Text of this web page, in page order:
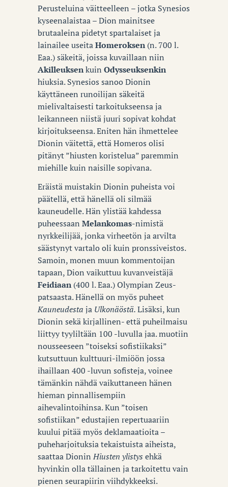
Perusteluina väitteelleen – jotka Synesios
kyseenalaistaa – Dion mainitsee
brutaaleina pidetyt spartalaiset ja
lainailee useitaHomeroksen(n. 700 l.
Eaa.)säkeitä, joissa kuvaillaan niin
Akilleuksenkuin Odysseuksenkin
hiuksia. Synesios sanoo Dionin
käyttäneen runoilijan säkeitä
mielivaltaisesti tarkoitukseensa ja
leikanneen niistä juuri sopivat kohdat
kirjoitukseensa. Eniten hän ihmettelee
Dionin väitettä, että Homeros olisi
pitänyt ”hiusten koristelua” paremmin
miehille kuin naisille sopivana.
Eräistä muistakin Dionin puheista voi
päätellä, että hänellä oli silmää
kauneudelle. Hän ylistää kahdessa
puheessaan Melankomas-nimistä
nyrkkeilijää, jonka virheetön ja arvilta
säästynyt vartalo oli kuin pronssiveistos.
Samoin, monen muun kommentoijan
tapaan, Dion vaikuttuu kuvanveistäjä
Feidiaan(400 l. Eaa.) Olympian Zeus-
patsaasta. Hänellä on myös puheet
Kauneudesta ja Ulkonäöstä.Lisäksi, kun
Dionin sekä kirjallinen- että puheilmaisu
liittyy tyyliltään 100 -luvulla jaa. muotiin
nousseeseen ”toiseksi sofistiikaksi”
kutsuttuun kulttuuri-ilmiöön jossa
ihaillaan 400 -luvun sofisteja, voinee
tämänkin nähdä vaikuttaneen hänen
hieman pinnallisempiin
aihevalintoihinsa. Kun ”toisen
sofistiikan” edustajien repertuaariin
kuului pitää myös deklamaatioita –
puheharjoituksia tekaistuista aiheista,
saattaa DioninHiusten ylistys ehkä
hyvinkin olla tällainen ja tarkoitettu vain
pienen seurapiirin viihdykkeeksi.